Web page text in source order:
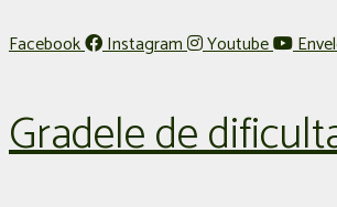
Facebook Instagram Youtube
Gradele de